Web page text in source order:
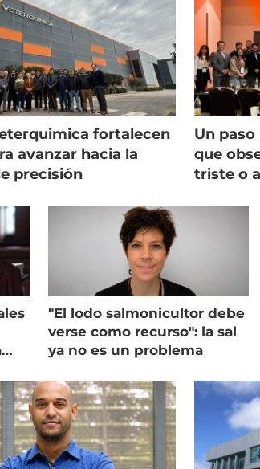
fortalecen
avanzar hacia la
precisión
Un
que
triste o
"El lodo salmonicultor debe
verse como recurso": la sal
ya no es un problema